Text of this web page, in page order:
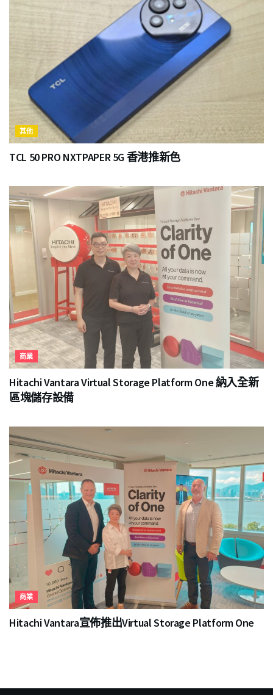
其他
TCL 50 PRO NXTPAPER 5G 香港推新色
商業
Hitachi Vantara Virtual Storage Platform One 納入全新
區塊儲存設備
商業
Hitachi Vantara宣佈推出Virtual Storage Platform One